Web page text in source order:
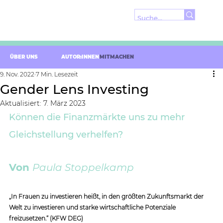
ÜBER UNS AUTOR:INNEN MITMACHEN
Gender Lens Investing
9. Nov. 2022 7 Min. Lesezeit
Aktualisiert: 7. März 2023
Können die Finanzmärkte uns zu mehr
Gleichstellung verhelfen?
Von Paula Stoppelkamp
„In Frauen zu investieren heißt, in den größten Zukunftsmarkt der
Welt zu investieren und starke wirtschaftliche Potenziale
freizusetzen.“ (KFW DEG)